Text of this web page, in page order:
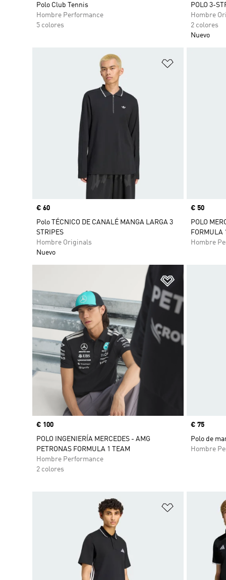
Polo Club Tennis
Hombre Performance
5 colores
POLO 3-
Hombre
2 colores
Nuevo
Añadir a la
Precio
€ 60
Polo TÉCNICO DE CANALÉ MANGA LARGA 3
STRIPES
Hombre Originals
Nuevo
Precio
€ 50
POLO
FORMULA
Hombre
Añadir a la
Precio
€ 100
POLO INGENIERÍA MERCEDES - AMG
PETRONAS FORMULA 1 TEAM
Hombre Performance
2 colores
Precio
€ 75
Polo de
Hombre
Añadir a la